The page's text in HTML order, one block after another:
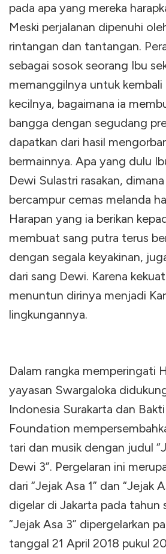
pada apa yang mereka
Meski perjalanan dipenuhi
rintangan dan tantangan.
sebagai sosok seorang Ibu
memanggilnya untuk kembali
kecilnya, bagaimana ia
bangga dengan segudang
dapatkan dari hasil
bermainnya. Apa yang dulu
Dewi Sulastri rasakan,
bercampur cemas melanda
Harapan yang ia berikan
membuat sang putra terus
dengan segala keyakinan,
dari sang Dewi. Karena
menuntun dirinya menjadi
lingkungannya.
Dalam rangka memperingati
yayasan Swargaloka
Indonesia Surakarta dan
Foundation
tari dan musik dengan judul
Dewi 3”. Pergelaran ini
dari “Jejak Asa 1” dan “Jejak
digelar di Jakarta pada tahun
“Jejak Asa 3” dipergelarkan
tanggal 21 April 2018 pukul